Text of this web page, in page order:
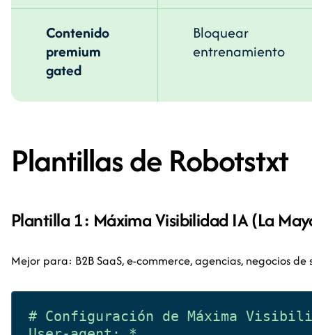
Contenido
premium
gated
Bloquear
entrenamiento
Plantillas de Robotstxt
Plantilla 1: Máxima Visibilidad IA (La
Mejor para: B2B SaaS, e-commerce, agencias, negocios de
# Configuración de Máxima